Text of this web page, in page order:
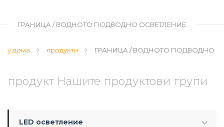
ГРАНИЦА / ВОДНОТО ПОДВОДНО ОСВЕТЛЕНИЕ
у дома продукти ГРАНИЦА / ВОДНОТО ПОДВОДНО
продукт Нашите продуктови групи
LED осветление